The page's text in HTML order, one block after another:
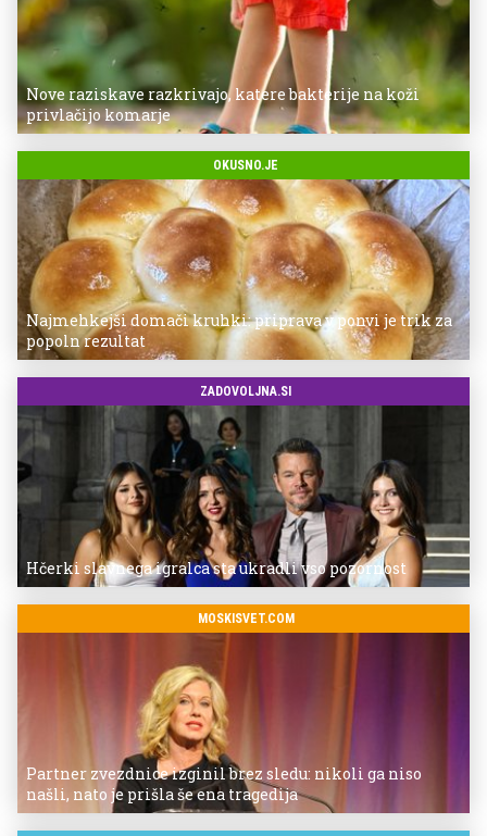
Nove raziskave razkrivajo, katere bakterije na koži
privlačijo komarje
OKUSNO.JE
Najmehkejši domači kruhki: priprava v ponvi je trik za
popoln rezultat
ZADOVOLJNA.SI
Hčerki slavnega igralca sta ukradli vso pozornost
MOSKISVET.COM
Partner zvezdnice izginil brez sledu: nikoli ga niso
našli, nato je prišla še ena tragedija